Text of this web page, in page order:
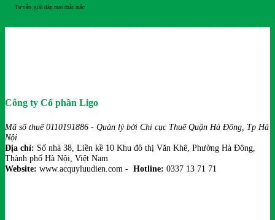
Tư vấn, giải đáp mọi thắc mắc
Công ty Cổ phần Ligo
Mã số thuế 0110191886 - Quản lý bởi Chi cục Thuế Quận Hà Đông, Tp Hà
Nội
Địa chỉ: Số nhà 38, Liền kề 10 Khu đô thị Văn Khê, Phường Hà Đông,
Thành phố Hà Nội, Việt Nam
Website: www.acquyluudien.com - Hotline: 0337 13 71 71